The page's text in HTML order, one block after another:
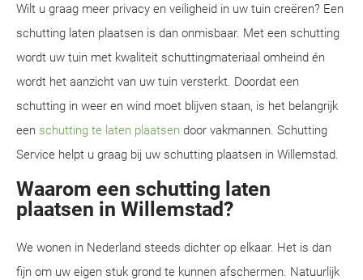
Wilt u graag meer privacy en veiligheid in uw tuin creëren? Een
schutting laten plaatsen is dan onmisbaar. Met een schutting
wordt uw tuin met kwaliteit schuttingmateriaal omheind én
wordt het aanzicht van uw tuin versterkt. Doordat een
schutting in weer en wind moet blijven staan, is het belangrijk
een schutting te laten plaatsen door vakmannen. Schutting
Service helpt u graag bij uw schutting plaatsen in Willemstad.
Waarom een schutting laten
plaatsen in Willemstad?
We wonen in Nederland steeds dichter op elkaar. Het is dan
fijn om uw eigen stuk grond te kunnen afschermen. Natuurlijk